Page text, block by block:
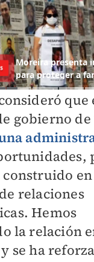
que
gobierno
construido
relaciones
Hemos
la relación
se ha